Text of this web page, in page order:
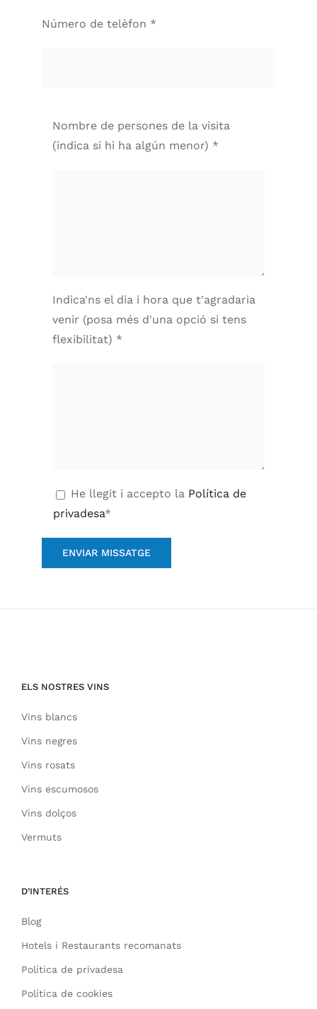
Número de telèfon *
Nombre de persones de la visita
(indica si hi ha algún menor) *
Indica'ns el dia i hora que t'agradaria
venir (posa més d'una opció si tens
flexibilitat) *
He llegit i accepto la Política de
privadesa*
ELS NOSTRES VINS
Vins blancs
Vins negres
Vins rosats
Vins escumosos
Vins dolços
Vermuts
D’INTERÉS
Blog
Hotels i Restaurants recomanats
Política de privadesa
Política de cookies